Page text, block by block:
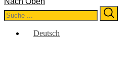
Search
for:
Deutsch